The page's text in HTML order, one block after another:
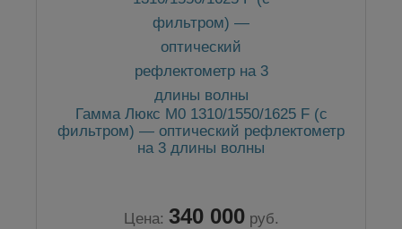
Гамма Люкс M0 1310/1550/1625 F (с
фильтром) — оптический рефлектометр
на 3 длины волны
Цена: 340 000 руб.